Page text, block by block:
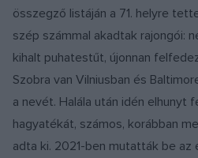
összegző listáján a 71. helyre
szép számmal akadtak rajongói:
kihalt puhatestűt, újonnan
Szobra van Vilniusban és
a nevét. Halála után idén elhunyt
hagyatékát, számos, korábban
adta ki. 2021-ben mutatták be az